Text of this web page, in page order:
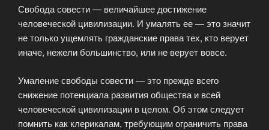
Свобода совести — величайшее достижение
человеческой цивилизации. И умалять ее — это значит
не только ущемлять гражданские права тех, кто верует
иначе, нежели большинство, или не верует вовсе.
Умаление свободы совести — это прежде всего
снижение потенциала развития общества и всей
человеческой цивилизации в целом. Об этом следует
помнить как клерикалам, требующим ограничить права